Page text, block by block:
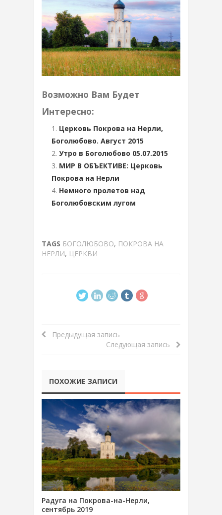
Возможно Вам Будет
Интересно:
Церковь Покрова на Нерли,
Боголюбово. Август 2015
Утро в Боголюбово 05.07.2015
МИР В ОБЪЕКТИВЕ: Церковь
Покрова на Нерли
Немного пролетов над
Боголюбовским лугом
TAGS БОГОЛЮБОВО, ПОКРОВА НА
НЕРЛИ, ЦЕРКВИ
Предыдущая запись
Следующая запись
ПОХОЖИЕ ЗАПИСИ
Радуга на Покрова-на-Нерли,
сентябрь 2019